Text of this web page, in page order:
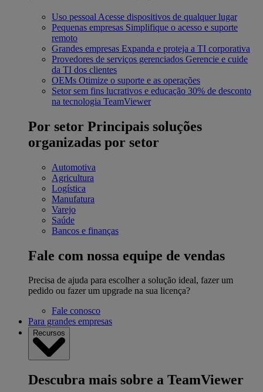
Uso pessoal Acesse dispositivos de qualquer lugar
Pequenas empresas Simplifique o acesso e suporte
remoto
Grandes empresas Expanda e proteja a TI corporativa
Provedores de serviços gerenciados Gerencie e cuide
da TI dos clientes
OEMs Otimize o suporte e as operações
Setor sem fins lucrativos e educação 30% de desconto
na tecnologia TeamViewer
Por setor Principais soluções
organizadas por setor
Automotiva
Agricultura
Logística
Manufatura
Varejo
Saúde
Bancos e finanças
Fale com nossa equipe de vendas
Precisa de ajuda para escolher a solução ideal, fazer um
pedido ou fazer um upgrade na sua licença?
Fale conosco
Para grandes empresas
Recursos
Descubra mais sobre a TeamViewer